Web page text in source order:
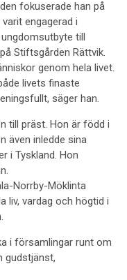
fokuserade han på
engagerad i
till
Stiftsgården Rättvik.
genom hela livet.
livets finaste
säger han.
till präst. Hon är född i
även inledde sina
i Tyskland. Hon
Norrby-Möklinta
liv, vardag och högtid i
i församlingar runt om
gudstjänst,